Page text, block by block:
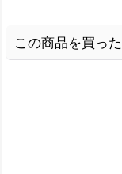
この商品を買っ